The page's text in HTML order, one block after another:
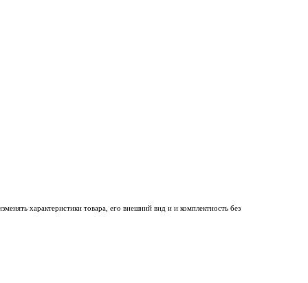
характеристики товара, его внешний вид и и комплектность без